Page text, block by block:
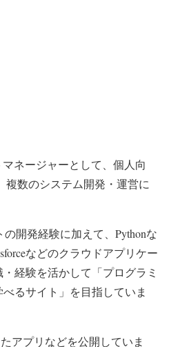
ネージャーとして、個人向
複数のシステム開発・運営に
開発経験に加えて、Pythonな
などのクラウドアプリケー
経験を活かして「プログラミ
るサイト」を目指していま
アプリなどを公開していま